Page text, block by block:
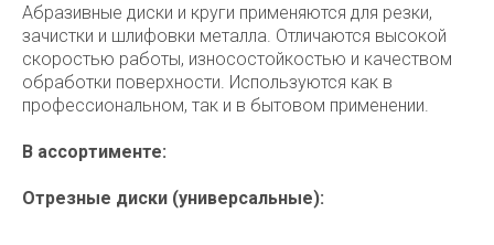
Абразивные диски и круги применяются для резки,
зачистки и шлифовки металла. Отличаются высокой
скоростью работы, износостойкостью и качеством
обработки поверхности. Используются как в
профессиональном, так и в бытовом применении.
В ассортименте:
Отрезные диски (универсальные):